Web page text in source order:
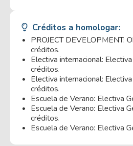
Créditos a homologar:
PROJECT DEVELOPMENT:
créditos.
Electiva internacional:
créditos.
Electiva internacional:
créditos.
Escuela de Verano: Electiva
Escuela de Verano: Electiva
créditos.
Escuela de Verano: Electiva